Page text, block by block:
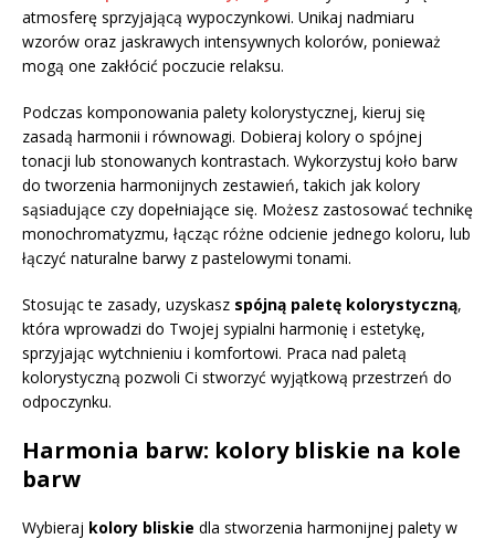
atmosferę sprzyjającą wypoczynkowi. Unikaj nadmiaru
wzorów oraz jaskrawych intensywnych kolorów, ponieważ
mogą one zakłócić poczucie relaksu.
Podczas komponowania palety kolorystycznej, kieruj się
zasadą harmonii i równowagi. Dobieraj kolory o spójnej
tonacji lub stonowanych kontrastach. Wykorzystuj koło barw
do tworzenia harmonijnych zestawień, takich jak kolory
sąsiadujące czy dopełniające się. Możesz zastosować technikę
monochromatyzmu, łącząc różne odcienie jednego koloru, lub
łączyć naturalne barwy z pastelowymi tonami.
Stosując te zasady, uzyskasz spójną paletę kolorystyczną,
która wprowadzi do Twojej sypialni harmonię i estetykę,
sprzyjając wytchnieniu i komfortowi. Praca nad paletą
kolorystyczną pozwoli Ci stworzyć wyjątkową przestrzeń do
odpoczynku.
Harmonia barw: kolory bliskie na kole
barw
Wybieraj kolory bliskie dla stworzenia harmonijnej palety w